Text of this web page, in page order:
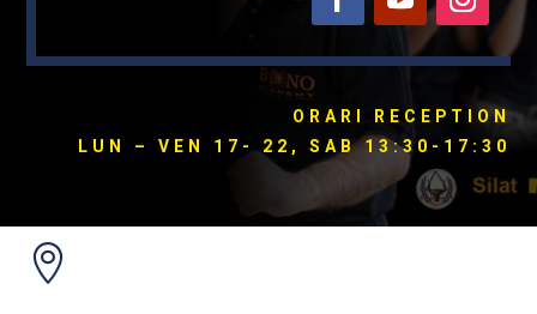
ORARI RECEPTION
LUN – VEN 17- 22, SAB 13:30-17:30
